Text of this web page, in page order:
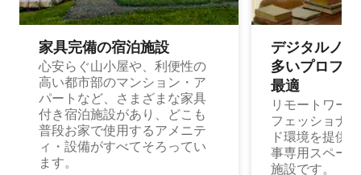
家具完備の宿⁠泊⁠施⁠設
心安らぐ山小屋や、利便性の
高い都市部のマンション・ア
パートなど、さまざまな家具
付き宿泊施設があり、どこも
普段お家で使用するアメニテ
ィ・設備がすべてそろってい
ます。
デジタルノ
多⁠いプ⁠ロ⁠フ⁠
最⁠適
リモートワー
フェッショナ
ド環境を提供
事専用スペー
施設です。